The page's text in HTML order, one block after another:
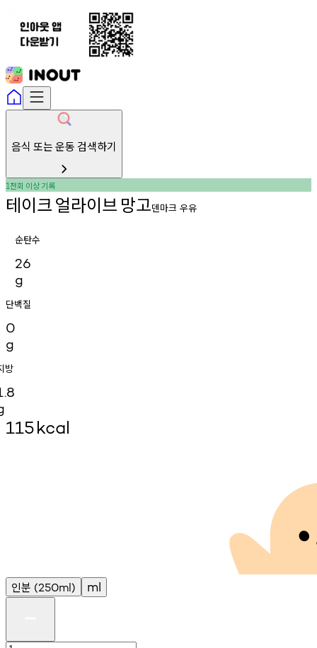
음식 또는 운동 검색하기
1천회 이상기록
테이크얼라이브 망고덴마크 우유
순탄수
26
g
단백질
0
g
방
115kcal
인분 (250ml) ml